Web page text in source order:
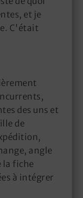
et je
C'était
des uns et
de
angle
la fiche
à intégrer